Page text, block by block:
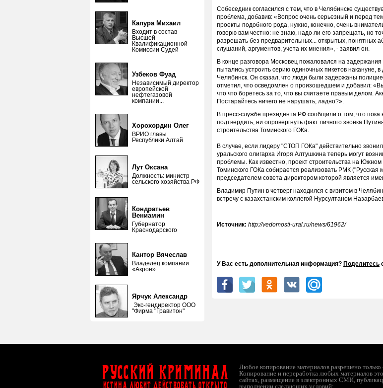
Капура Михаил
Входит в состав
Высшей
Квалификационной
Комиссии Судей
Узбеков Фуад
Независимый директор
европейской
нефтегазовой
компании...
Хорохордин Олег
ВРИО главы
Республики Алтай
Лут Оксана
Должность: министр
сельского хозяйства РФ
Кондратьев
Вениамин
Губернатор
Краснодарского
Кантор Вячеслав
Владелец компании
«Акрон»
Ярчук Александр
Экс-гендиректор ООО
"Фирма "Гравитон"
Собеседник согласился с тем, что в Челябинске
проблема, добавив: «Вопрос очень серьезный и перед
проекты подобного рода, нужно, конечно, очень
говорю вам честно: не знаю, надо ли его запрещать, но
разрешать без предварительных... открытых, понятных
слушаний, аргументов, учета их мнения», - заявил он.
В конце разговора Московец пожаловался на задержания
пытались устроить серию одиночных пикетов накануне,
Челябинск. Он сказал, что люди были задержаны
отметил, что осведомлен о произошедшем и добавил:
что что боретесь за то, что вы считаете правым делом.
Постарайтесь ничего не нарушать, ладно?».
В пресс-службе президента РФ сообщили о том, что пока
подтвердить, ни опровергнуть факт личного звонка
строительства Томинского ГОКа.
В случае, если лидеру "СТОП ГОКа" действительно
уральского олигарха Игоря Алтушкина теперь могут
проблемы. Как известно, проект строительства на Южном
Томинского ГОКа собирается реализовать РМК ("Русская
председателем совета директором которой является
Владимир Путин в четверг находился с визитом в
встречу с казахстанским коллегой Нурсултаном
Источник: http://vedomosti-ural.ru/news/61962/
У Вас есть дополнительная информация? Поделитесь
Русский Криминал
ИСТИНА ЛЮБИТ ДЕЙСТВОВАТЬ ОТКРЫТО
Любое копирование материалов разрешено
Копирование и переработка любых материалов
сайтах, размещение в электронных СМИ,
выполнении следующих условий: